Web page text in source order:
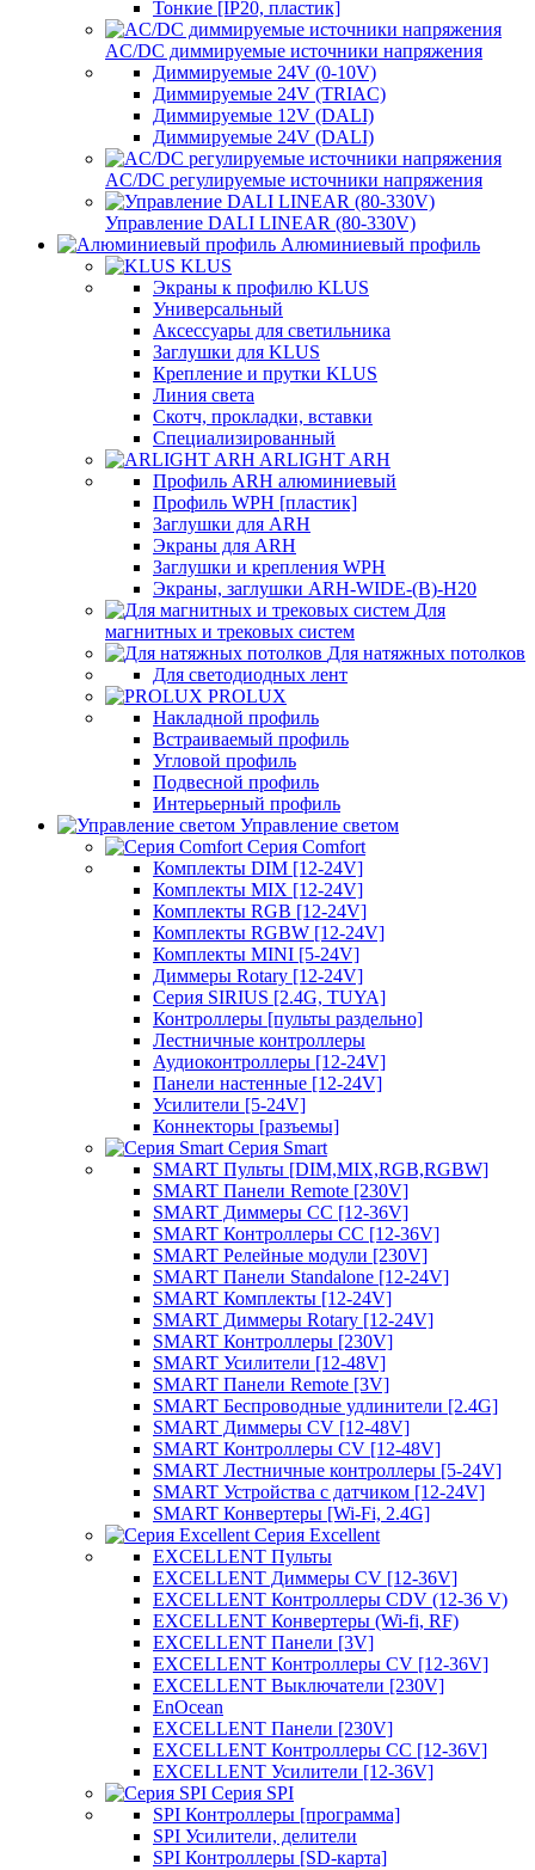
Тонкие [IP20, пластик]
AC/DC диммируемые источники напряжения
Диммируемые 24V (0-10V)
Диммируемые 24V (TRIAC)
Диммируемые 12V (DALI)
Диммируемые 24V (DALI)
AC/DC регулируемые источники напряжения
Управление DALI LINEAR (80-330V)
Алюминиевый профиль
KLUS
Экраны к профилю KLUS
Универсальный
Аксессуары для светильника
Заглушки для KLUS
Крепление и прутки KLUS
Линия света
Скотч, прокладки, вставки
Специализированный
ARLIGHT ARH
Профиль ARH алюминиевый
Профиль WPH [пластик]
Заглушки для ARH
Экраны для ARH
Заглушки и крепления WPH
Экраны, заглушки ARH-WIDE-(B)-H20
Для
магнитных и трековых систем
Для натяжных потолков
Для светодиодных лент
PROLUX
Накладной профиль
Встраиваемый профиль
Угловой профиль
Подвесной профиль
Интерьерный профиль
Управление светом
Серия Comfort
Комплекты DIM [12-24V]
Комплекты MIX [12-24V]
Комплекты RGB [12-24V]
Комплекты RGBW [12-24V]
Комплекты MINI [5-24V]
Диммеры Rotary [12-24V]
Серия SIRIUS [2.4G, TUYA]
Контроллеры [пульты раздельно]
Лестничные контроллеры
Аудиоконтроллеры [12-24V]
Панели настенные [12-24V]
Усилители [5-24V]
Коннекторы [разъемы]
Серия Smart
SMART Пульты [DIM,MIX,RGB,RGBW]
SMART Панели Remote [230V]
SMART Диммеры CC [12-36V]
SMART Контроллеры CC [12-36V]
SMART Релейные модули [230V]
SMART Панели Standalone [12-24V]
SMART Комплекты [12-24V]
SMART Диммеры Rotary [12-24V]
SMART Контроллеры [230V]
SMART Усилители [12-48V]
SMART Панели Remote [3V]
SMART Беспроводные удлинители [2.4G]
SMART Диммеры CV [12-48V]
SMART Контроллеры CV [12-48V]
SMART Лестничные контроллеры [5-24V]
SMART Устройства с датчиком [12-24V]
SMART Конвертеры [Wi-Fi, 2.4G]
Серия Excellent
EXCELLENT Пульты
EXCELLENT Диммеры CV [12-36V]
EXCELLENT Контроллеры CDV (12-36 V)
EXCELLENT Конвертеры (Wi-fi, RF)
EXCELLENT Панели [3V]
EXCELLENT Контроллеры CV [12-36V]
EXCELLENT Выключатели [230V]
EnOcean
EXCELLENT Панели [230V]
EXCELLENT Контроллеры CC [12-36V]
EXCELLENT Усилители [12-36V]
Серия SPI
SPI Контроллеры [программа]
SPI Усилители, делители
SPI Контроллеры [SD-карта]